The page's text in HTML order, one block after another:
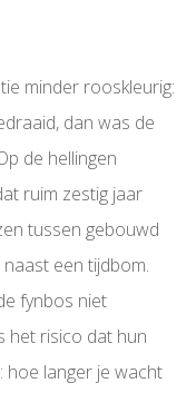
minder rooskleurig:
dan was de
de hellingen
ruim zestig jaar
tussen gebouwd
een tijdbom.
fynbos niet
het risico dat hun
hoe langer je wacht